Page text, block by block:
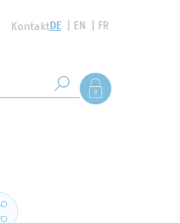
KontaktDE EN FR
Suche starten
Als Mitglied